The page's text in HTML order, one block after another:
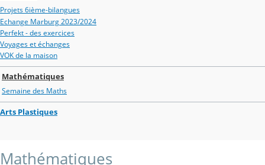
Projets 6ième-bilangues
Echange Marburg 2023/2024
Perfekt - des exercices
Voyages et échanges
VOK de la maison
Mathématiques
Semaine des Maths
Arts Plastiques
Mathématiques